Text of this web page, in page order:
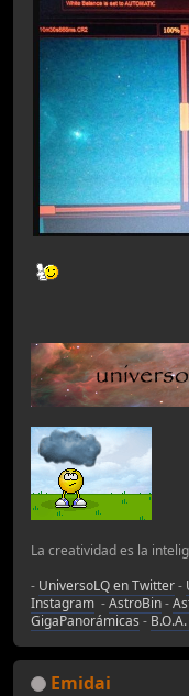
La creatividad es la
- UniversoLQ en Twitter-
Instagram -AstroBin-
GigaPanorámicas -
Emidai